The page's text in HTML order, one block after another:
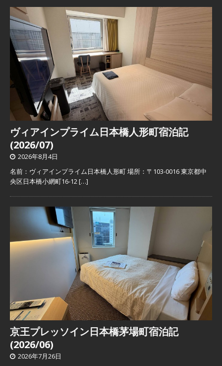
ヴィアインプライム日本橋人形町宿泊記
(2026/07)
2026年8月4日
名前：ヴィアインプライム日本橋人形町 場所：〒103-0016 東京都中
央区日本橋小網町16-12[…]
京王プレッソイン日本橋茅場町宿泊記
(2026/06)
2026年7月26日